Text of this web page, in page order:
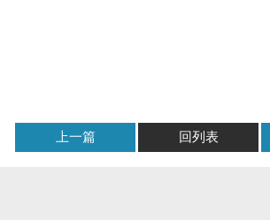
上一篇 回列表